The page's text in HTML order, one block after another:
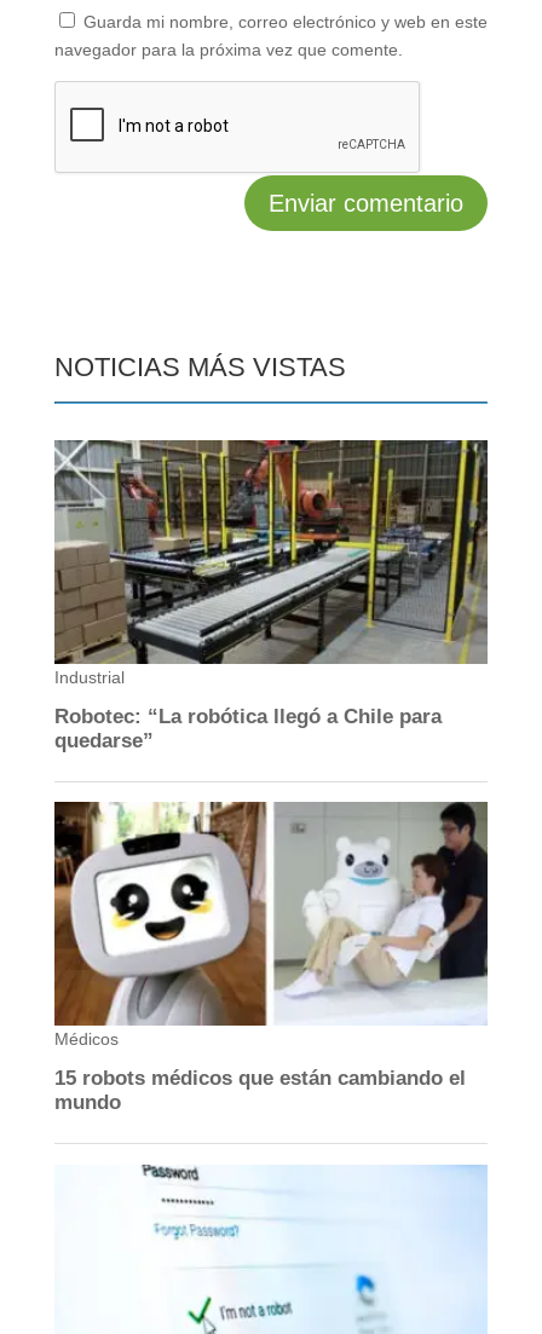
Guarda mi nombre, correo electrónico y web en este
navegador para la próxima vez que comente.
NOTICIAS MÁS VISTAS